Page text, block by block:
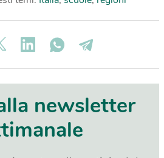
newsletter